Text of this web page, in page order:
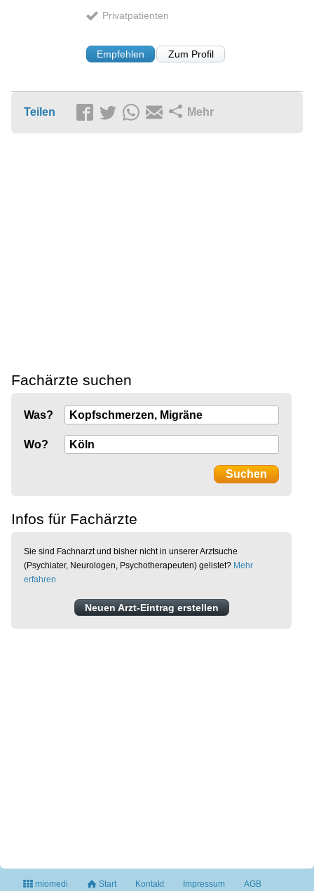
Privatpatienten
Empfehlen Zum Profil
Teilen Mehr
Fachärzte suchen
Was?
Wo?
Infos für Fachärzte
Sie sind Fachnarzt und bisher nicht in unserer Arztsuche
(Psychiater, Neurologen, Psychotherapeuten) gelistet? Mehr
erfahren
Neuen Arzt-Eintrag erstellen
miomedi Start Kontakt Impressum AGB